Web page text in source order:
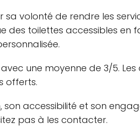
volonté de rendre les
des toilettes accessibles en
une moyenne de 3/5.
offerts.
accessibilité et son
pas à les contacter.